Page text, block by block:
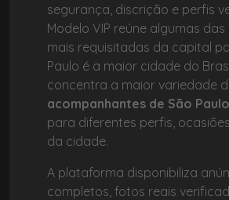
segurança, discrição e perfis
Modelo VIP reúne algumas
mais requisitadas da capital
Paulo é a maior cidade do
concentra a maior variedade
acompanhantes de São Paulo
para diferentes perfis,
da cidade.
A plataforma disponibiliza
completos, fotos reais